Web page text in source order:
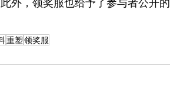
外，领奖服也给予了参与者公开
重塑领奖服